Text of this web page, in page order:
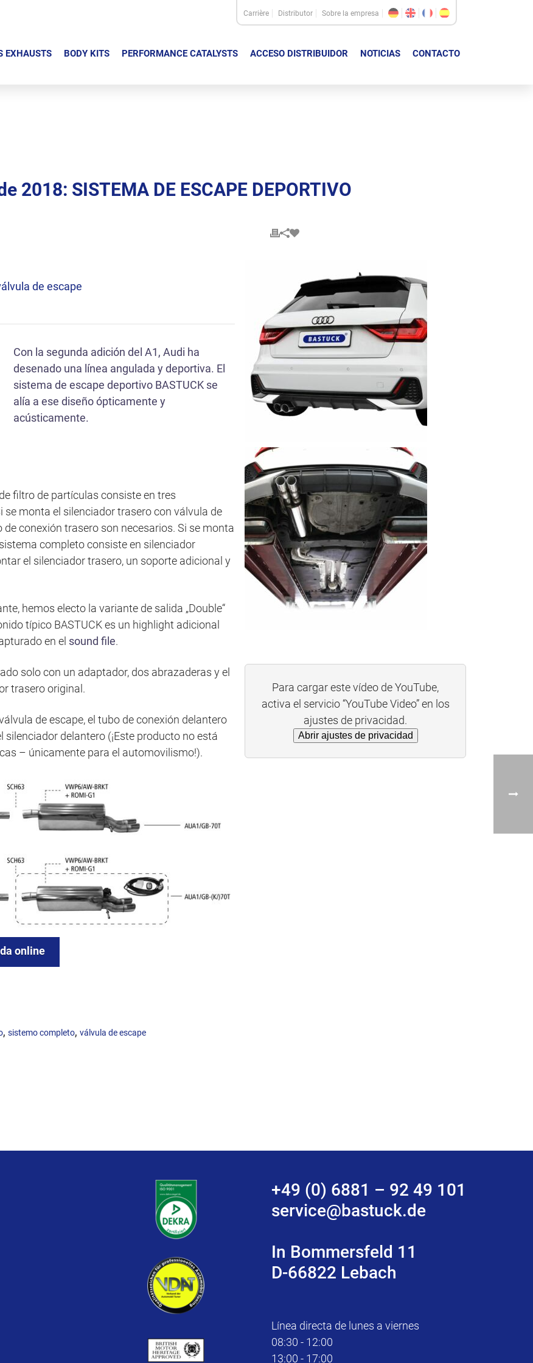
Carrière Distributor Sobre la empresa
EXHAUSTS BODY KITS PERFORMANCE CATALYSTS ACCESO DISTRIBUIDOR NOTICIAS CONTACTO
2018: SISTEMA DE ESCAPE DEPORTIVO
de escape
Con la segunda adición del A1, Audi ha
desenado una línea angulada y deportiva. El
sistema de escape deportivo BASTUCK se
alía a ese diseño ópticamente y
acústicamente.
filtro de partículas consiste en tres
monta el silenciador trasero con válvula de
conexión trasero son necesarios. Si se monta
completo consiste en silenciador
el silenciador trasero, un soporte adicional y
hemos electo la variante de salida „Double“
típico BASTUCK es un highlight adicional
en el sound file.
solo con un adaptador, dos abrazaderas y el
trasero original.
de escape, el tubo de conexión delantero
delantero (¡Este producto no está
– únicamente para el automovilismo!).
online
Para cargar este vídeo de YouTube,
activa el servicio “YouTube Video” en los
ajustes de privacidad.
Abrir ajustes de privacidad
, sistemo completo, válvula de escape
+49 (0) 6881 – 92 49 101
service@bastuck.de
In Bommersfeld 11
D-66822 Lebach
Línea directa de lunes a viernes
08:30 - 12:00
13:00 - 17:00